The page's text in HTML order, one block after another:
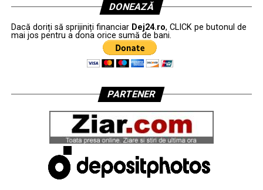
DONEAZĂ
Dacă doriți să sprijiniți financiar Dej24.ro, CLICK pe butonul de
mai jos pentru a dona orice sumă de bani.
PARTENER